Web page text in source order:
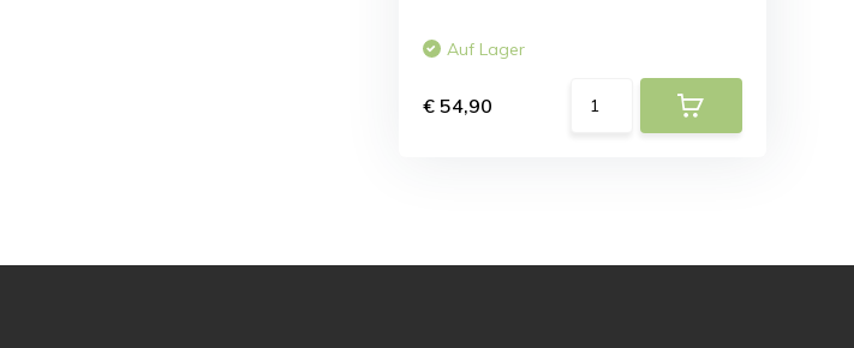
Auf Lager
€ 54,90